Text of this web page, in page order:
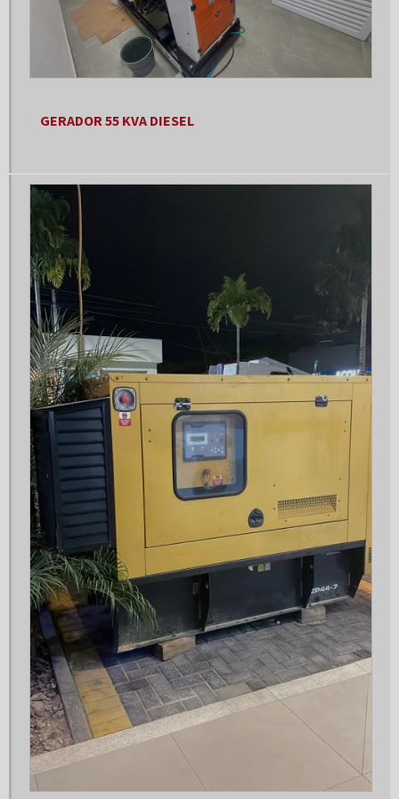
Custo gerador de energia
Custo manutenção gerador a diesel
Distribuidora de peças para gerador
Empresa de manutenção de geradores
Empresa de montagem de painel elétrico
Empresa de painel elétrico
Empresa especializada em grupo geradores
Empresa grupo geradores
Empresas de instalação de geradores de energia
Fábrica de geradores de energia
Fábrica de geradores de energia a diesel
Fabricantes de geradores de energia
Fornecedor de gerador
Fornecedor de gerador de energia
Fornecedores de grupo gerador
Gerador 100 kva
Gerador 100 kva trifásico
Gerador 100kva a venda
Gerador 120 kva
Gerador 150 kva
Gerador 150 kva aluguel
GERADOR 55 KVA DIESEL